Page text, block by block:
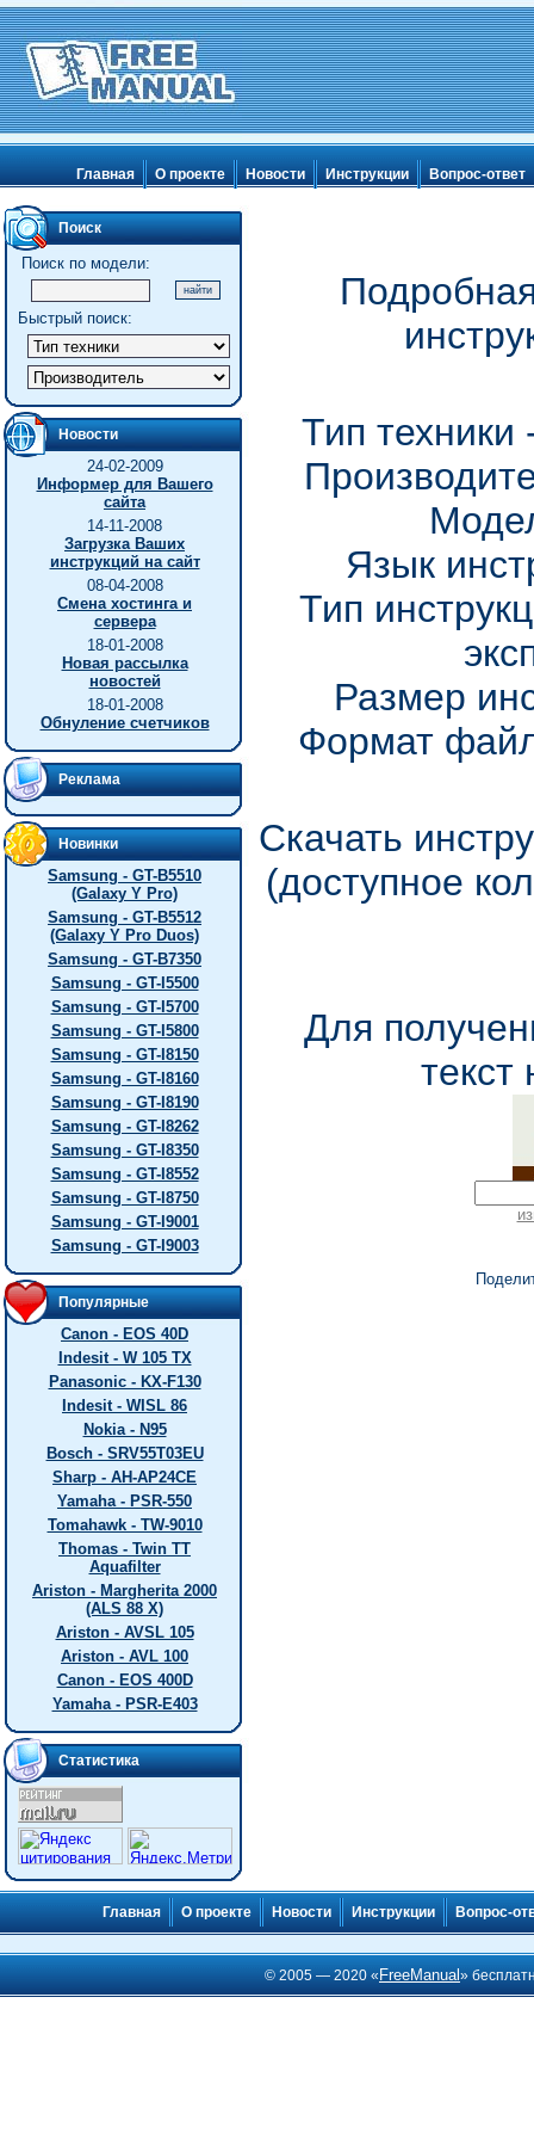
Главная О проекте Новости Инструкции Вопрос-ответ
Поиск
Поиск по модели:
Быстрый поиск:
Новости
24-02-2009
Информер для Вашего
сайта
14-11-2008
Загрузка Ваших
инструкций на сайт
08-04-2008
Смена хостинга и
сервера
18-01-2008
Новая рассылка
новостей
18-01-2008
Обнуление счетчиков
Реклама
Новинки
Samsung - GT-B5510
(Galaxy Y Pro)
Samsung - GT-B5512
(Galaxy Y Pro Duos)
Samsung - GT-B7350
Samsung - GT-I5500
Samsung - GT-I5700
Samsung - GT-I5800
Samsung - GT-I8150
Samsung - GT-I8160
Samsung - GT-I8190
Samsung - GT-I8262
Samsung - GT-I8350
Samsung - GT-I8552
Samsung - GT-I8750
Samsung - GT-I9001
Samsung - GT-I9003
Популярные
Canon - EOS 40D
Indesit - W 105 TX
Panasonic - KX-F130
Indesit - WISL 86
Nokia - N95
Bosch - SRV55T03EU
Sharp - AH-AP24CE
Yamaha - PSR-550
Tomahawk - TW-9010
Thomas - Twin TT
Aquafilter
Ariston - Margherita 2000
(ALS 88 X)
Ariston - AVSL 105
Ariston - AVL 100
Canon - EOS 400D
Yamaha - PSR-E403
Статистика
Тип
Язык
Тип
Размер
Формат
Скачать
(доступное
Для
текст
Главная О проекте Новости Инструкции Вопрос-
© 2005 — 2020 « FreeManual»